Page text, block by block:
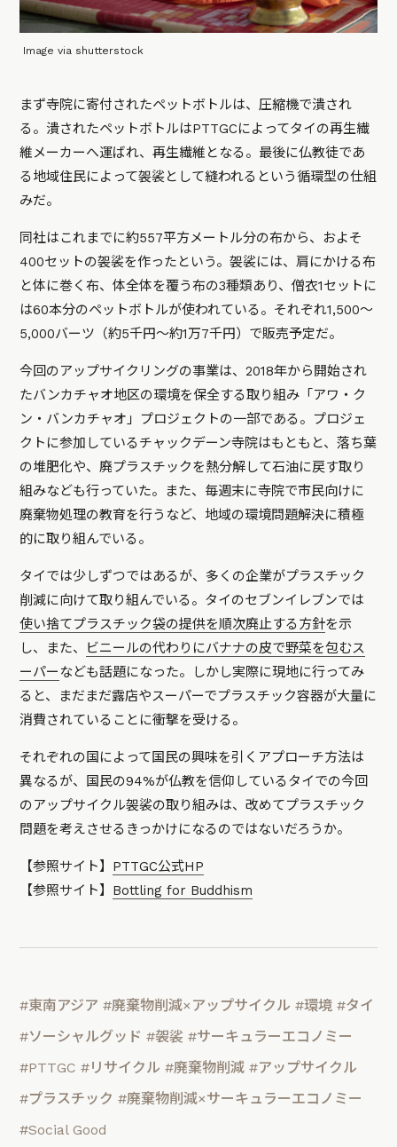
Image via shutterstock
まず寺院に寄付されたペットボトルは、圧縮機で潰され
る。潰されたペットボトルはPTTGCによってタイの再生繊
維メーカーへ運ばれ、再生繊維となる。最後に仏教徒であ
る地域住民によって袈裟として縫われるという循環型の仕組
みだ。
同社はこれまでに約557平方メートル分の布から、およそ
400セットの袈裟を作ったという。袈裟には、肩にかける布
と体に巻く布、体全体を覆う布の3種類あり、僧衣1セットに
は60本分のペットボトルが使われている。それぞれ1,500～
5,000バーツ（約5千円～約1万7千円）で販売予定だ。
今回のアップサイクリングの事業は、2018年から開始され
たバンカチャオ地区の環境を保全する取り組み「アワ・ク
ン・バンカチャオ」プロジェクトの一部である。プロジェ
クトに参加しているチャックデーン寺院はもともと、落ち葉
の堆肥化や、廃プラスチックを熱分解して石油に戻す取り
組みなども行っていた。また、毎週末に寺院で市民向けに
廃棄物処理の教育を行うなど、地域の環境問題解決に積極
的に取り組んでいる。
タイでは少しずつではあるが、多くの企業がプラスチック
削減に向けて取り組んでいる。タイのセブンイレブンでは
使い捨てプラスチック袋の提供を順次廃止する方針を示
し、また、 ビニールの代わりにバナナの皮で野菜を包むス
ーパー なども話題になった。しかし実際に現地に行ってみ
ると、まだまだ露店やスーパーでプラスチック容器が大量に
消費されていることに衝撃を受ける。
それぞれの国によって国民の興味を引くアプローチ方法は
異なるが、国民の94%が仏教を信仰しているタイでの今回
のアップサイクル袈裟の取り組みは、改めてプラスチック
問題を考えさせるきっかけになるのではないだろうか。
【参照サイト】 PTTGC公式HP
【参照サイト】 Bottling for Buddhism
#東南アジア #廃棄物削減×アップサイクル #環境 #タイ
#ソーシャルグッド #袈裟 #サーキュラーエコノミー
#PTTGC #リサイクル #廃棄物削減 #アップサイクル
#プラスチック #廃棄物削減×サーキュラーエコノミー
#Social Good